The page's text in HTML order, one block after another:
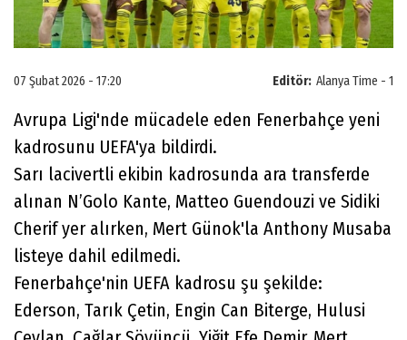
Editör: Alanya Time - 1
07 Şubat 2026 - 17:20
Avrupa Ligi'nde mücadele eden Fenerbahçe yeni
kadrosunu UEFA'ya bildirdi.
Sarı lacivertli ekibin kadrosunda ara transferde
alınan N’Golo Kante, Matteo Guendouzi ve Sidiki
Cherif yer alırken, Mert Günok'la Anthony Musaba
listeye dahil edilmedi.
Fenerbahçe'nin UEFA kadrosu şu şekilde:
Ederson, Tarık Çetin, Engin Can Biterge, Hulusi